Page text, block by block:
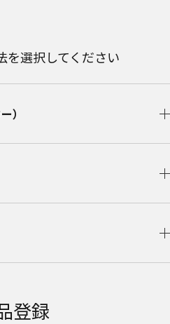
を選択してください
）
登録